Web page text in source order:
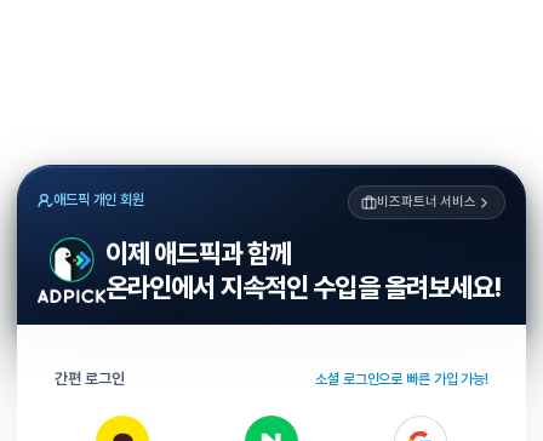
애드픽 개인 회원 비즈파트너 서비스
이제 애드픽과 함께
온라인에서 지속적인 수입을 올려보세요!
간편 로그인 소셜 로그인으로 빠른 가입 가능!